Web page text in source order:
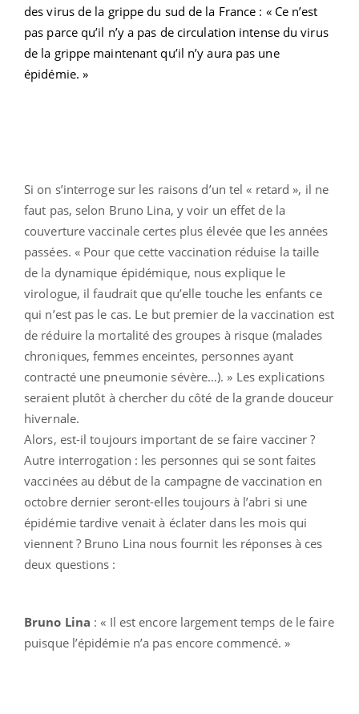
des virus de la grippe du sud de la France : « Ce n’est
pas parce qu’il n’y a pas de circulation intense du virus
de la grippe maintenant qu’il n’y aura pas une
épidémie. »
Si on s’interroge sur les raisons d’un tel « retard », il ne
faut pas, selon Bruno Lina, y voir un effet de la
couverture vaccinale certes plus élevée que les années
passées. « Pour que cette vaccination réduise la taille
de la dynamique épidémique, nous explique le
virologue, il faudrait que qu’elle touche les enfants ce
qui n’est pas le cas. Le but premier de la vaccination est
de réduire la mortalité des groupes à risque (malades
chroniques, femmes enceintes, personnes ayant
contracté une pneumonie sévère…). » Les explications
seraient plutôt à chercher du côté de la grande douceur
hivernale.
Alors, est-il toujours important de se faire vacciner ?
Autre interrogation : les personnes qui se sont faites
vaccinées au début de la campagne de vaccination en
octobre dernier seront-elles toujours à l’abri si une
épidémie tardive venait à éclater dans les mois qui
viennent ? Bruno Lina nous fournit les réponses à ces
deux questions :
Bruno Lina : « Il est encore largement temps de le faire
puisque l’épidémie n’a pas encore commencé. »